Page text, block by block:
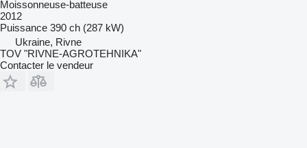
Moissonneuse-batteuse
2012
Puissance 390 ch (287 kW)
Ukraine, Rivne
TOV "RIVNE-AGROTEHNIKA"
Contacter le vendeur